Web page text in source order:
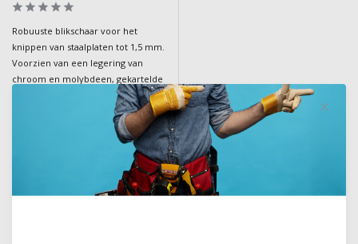
Robuuste blikschaar voor het
knippen van staalplaten tot 1,5 mm.
Voorzien van een legering van
chroom en molybdeen, gekartelde
kaken, verstelbare hefboom,
handgrepen met zachte grip en
een terugslagveer voor gemak en
Incl. BTW